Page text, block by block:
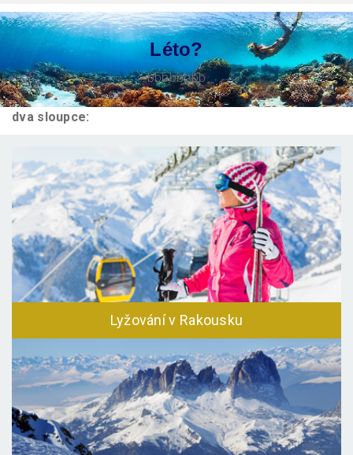
Léto?
bbbbbbbb
dva sloupce:
Lyžování v Rakousku